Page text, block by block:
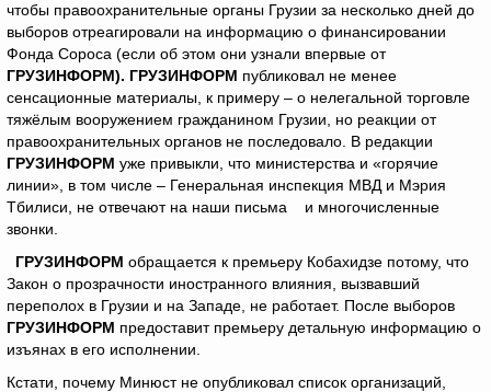
чтобы правоохранительные органы Грузии за несколько дней до
выборов отреагировали на информацию о финансировании
Фонда Сороса (если об этом они узнали впервые от
ГРУЗИНФОРМ). ГРУЗИНФОРМ публиковал не менее
сенсационные материалы, к примеру – о нелегальной торговле
тяжёлым вооружением гражданином Грузии, но реакции от
правоохранительных органов не последовало. В редакции
ГРУЗИНФОРМ уже привыкли, что министерства и «горячие
линии», в том числе – Генеральная инспекция МВД и Мэрия
Тбилиси, не отвечают на наши письма и многочисленные
звонки.
ГРУЗИНФОРМ обращается к премьеру Кобахидзе потому, что
Закон о прозрачности иностранного влияния, вызвавший
переполох в Грузии и на Западе, не работает. После выборов
ГРУЗИНФОРМ предоставит премьеру детальную информацию о
изъянах в его исполнении.
Кстати, почему Минюст не опубликовал список организаций,